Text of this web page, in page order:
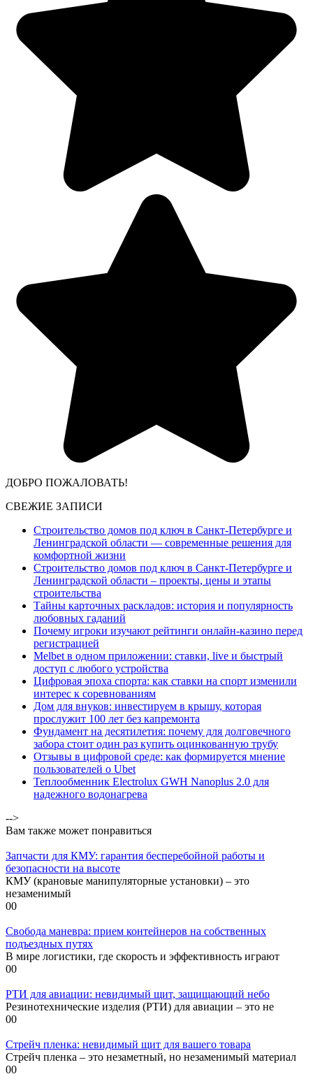
ДОБРО ПОЖАЛОВАТЬ!
СВЕЖИЕ ЗАПИСИ
Строительство домов под ключ в Санкт-Петербурге и
Ленинградской области — современные решения для
комфортной жизни
Строительство домов под ключ в Санкт-Петербурге и
Ленинградской области – проекты, цены и этапы
строительства
Тайны карточных раскладов: история и популярность
любовных гаданий
Почему игроки изучают рейтинги онлайн-казино перед
регистрацией
Melbet в одном приложении: ставки, live и быстрый
доступ с любого устройства
Цифровая эпоха спорта: как ставки на спорт изменили
интерес к соревнованиям
Дом для внуков: инвестируем в крышу, которая
прослужит 100 лет без капремонта
Фундамент на десятилетия: почему для долговечного
забора стоит один раз купить оцинкованную трубу
Отзывы в цифровой среде: как формируется мнение
пользователей о Ubet
Теплообменник Electrolux GWH Nanoplus 2.0 для
надежного водонагрева
-->
Вам также может понравиться
Запчасти для КМУ: гарантия бесперебойной работы и
безопасности на высоте
КМУ (крановые манипуляторные установки) – это
незаменимый
00
Свобода маневра: прием контейнеров на собственных
подъездных путях
В мире логистики, где скорость и эффективность играют
00
РТИ для авиации: невидимый щит, защищающий небо
Резинотехнические изделия (РТИ) для авиации – это не
00
Стрейч пленка: невидимый щит для вашего товара
Стрейч пленка – это незаметный, но незаменимый материал
00